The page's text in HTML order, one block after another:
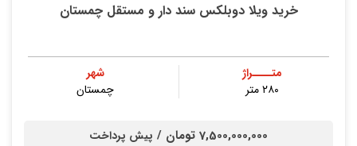
خرید ویلا دوبلکس سند دار و مستقل چمستان
متــــراژ
۲۸۰ متر
شهر
چمستان
7,500,000,000 تومان / پیش پرداخت